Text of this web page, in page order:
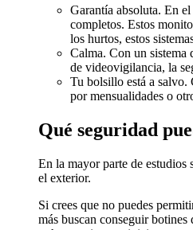
Garantía absoluta. En
completos. Estos
los hurtos, estos
Calma. Con un sistema
de videovigilancia, la
Tu bolsillo está a salvo.
por mensualidades o
Qué seguridad
En la mayor parte de estudios
el exterior.
Si crees que no puedes
más buscan conseguir